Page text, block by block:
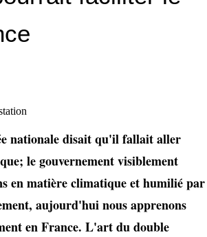
nationale disait qu'il fallait aller
le gouvernement visiblement
en matière climatique et humilié par
aujourd'hui nous apprenons
en France. L'art du double